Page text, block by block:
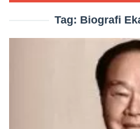
Tag: Biografi